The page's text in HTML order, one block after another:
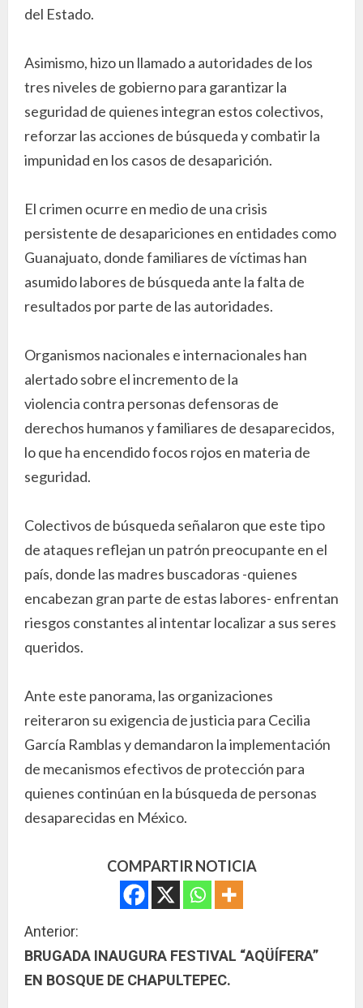
del Estado.
Asimismo, hizo un llamado a autoridades de los
tres niveles de gobierno para garantizar la
seguridad de quienes integran estos colectivos,
reforzar las acciones de búsqueda y combatir la
impunidad en los casos de desaparición.
El crimen ocurre en medio de una crisis
persistente de desapariciones en entidades como
Guanajuato, donde familiares de víctimas han
asumido labores de búsqueda ante la falta de
resultados por parte de las autoridades.
Organismos nacionales e internacionales han
alertado sobre el incremento de la
violencia contra personas defensoras de
derechos humanos y familiares de desaparecidos,
lo que ha encendido focos rojos en materia de
seguridad.
Colectivos de búsqueda señalaron que este tipo
de ataques reflejan un patrón preocupante en el
país, donde las madres buscadoras -quienes
encabezan gran parte de estas labores- enfrentan
riesgos constantes al intentar localizar a sus seres
queridos.
Ante este panorama, las organizaciones
reiteraron su exigencia de justicia para Cecilia
García Ramblas y demandaron la implementación
de mecanismos efectivos de protección para
quienes continúan en la búsqueda de personas
desaparecidas en México.
COMPARTIR NOTICIA
S
i
Anterior:
BRUGADA INAUGURA FESTIVAL “AQÜÍFERA”
EN BOSQUE DE CHAPULTEPEC.